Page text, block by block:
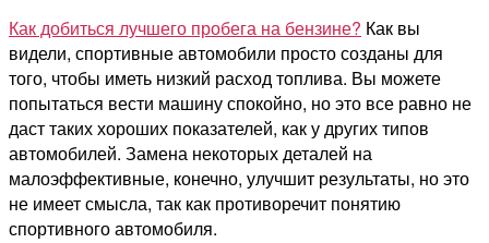
Как добиться лучшего пробега на бензине? Как вы
видели, спортивные автомобили просто созданы для
того, чтобы иметь низкий расход топлива. Вы можете
попытаться вести машину спокойно, но это все равно не
даст таких хороших показателей, как у других типов
автомобилей. Замена некоторых деталей на
малоэффективные, конечно, улучшит результаты, но это
не имеет смысла, так как противоречит понятию
спортивного автомобиля.